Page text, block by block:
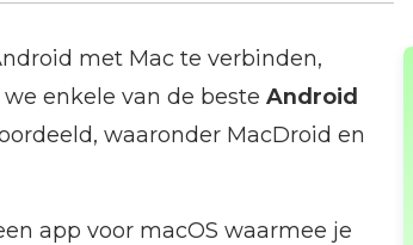
met Mac te verbinden,
enkele van de besteAndroid
waaronder MacDroid en
app voor macOS waarmee je